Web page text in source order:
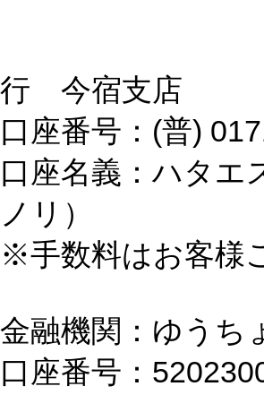
行 今宿支店
口座番号：(普)
口座名義：ハタ
ノリ）
※手数料はお客様
金融機関：ゆう
口座番号：